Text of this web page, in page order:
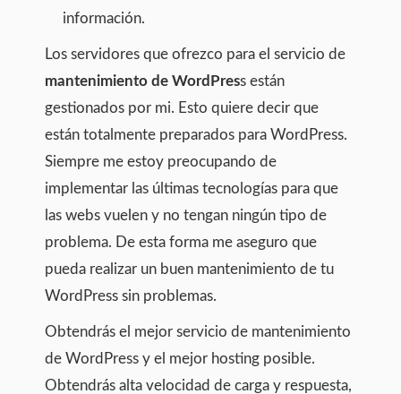
información.
Los servidores que ofrezco para el servicio de
mantenimiento de WordPress están
gestionados por mi. Esto quiere decir que
están totalmente preparados para WordPress.
Siempre me estoy preocupando de
implementar las últimas tecnologías para que
las webs vuelen y no tengan ningún tipo de
problema. De esta forma me aseguro que
pueda realizar un buen mantenimiento de tu
WordPress sin problemas.
Obtendrás el mejor servicio de mantenimiento
de WordPress y el mejor hosting posible.
Obtendrás alta velocidad de carga y respuesta,